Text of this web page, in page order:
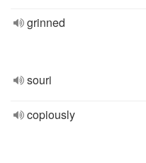
grinned
souri
copiously